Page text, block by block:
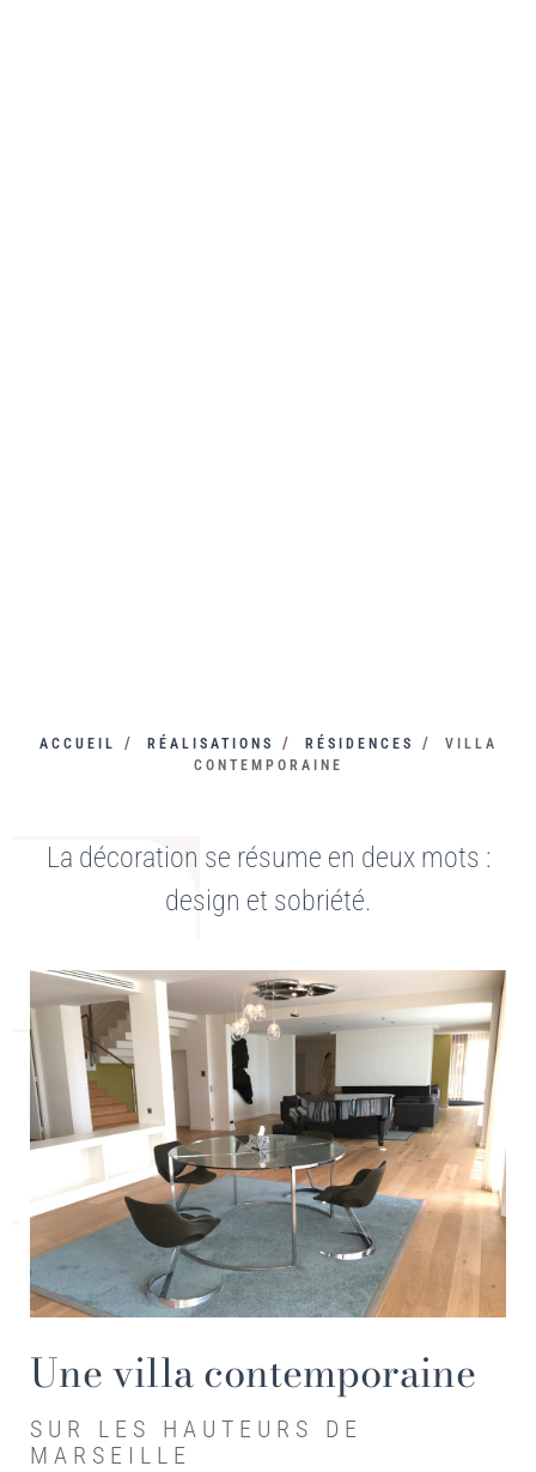
ACCUEIL RÉALISATIONS RÉSIDENCES
VILLA
CONTEMPORAINE
La décoration se résume en deux mots :
design et sobriété.
Une villa contemporaine
SUR LES HAUTEURS DE
MARSEILLE